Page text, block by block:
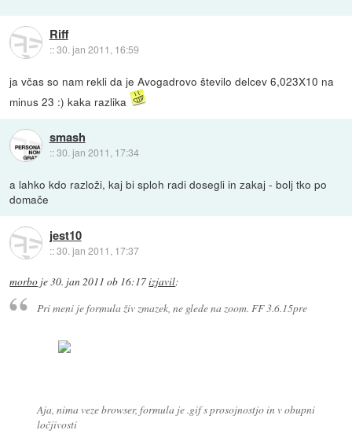
Riff
::30. jan 2011, 16:59
ja včas so nam rekli da je Avogadrovo število delcev 6,023X10 na
minus 23 :) kaka razlika
smash
::30. jan 2011, 17:34
a lahko kdo razloži, kaj bi sploh radi dosegli in zakaj - bolj tko po
domače
jest10
::30. jan 2011, 17:37
morbo je30. jan 2011 ob 16:17izjavil:
Pri meni je formula živ zmazek, ne glede na zoom. FF 3.6.15pre
Aja, nima veze browser, formula je .gif s prosojnostjo in v obupni
ločjivosti